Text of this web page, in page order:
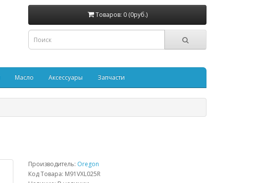
Товаров: 0 (0руб.)
Масло Аксессуары Запчасти
Производитель: Oregon
Код Товара: M91VXL025R